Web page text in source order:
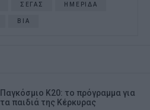
ΣΕΓΑΣ ΗΜΕΡΙΔΑ
ΒΙΑ
Παγκόσμιο Κ20: το πρόγραμμα για
τα παιδιά της Κέρκυρας